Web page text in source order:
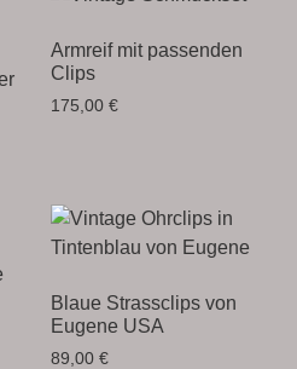
Armreif mit passenden
Clips
175,00 €
Blaue Strassclips von
Eugene USA
89,00 €